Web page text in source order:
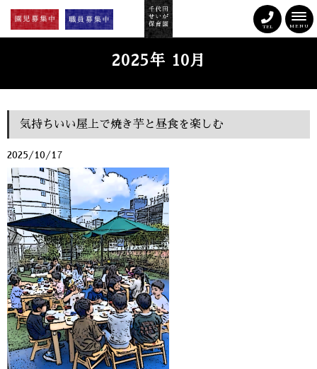
MENU
TEL
2025年 10月
気持ちいい屋上で焼き芋と昼食を楽しむ
2025/10/17